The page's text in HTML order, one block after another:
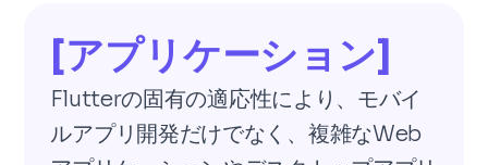
[アプリケーション]
Flutterの固有の適応性により、モバイ
ルアプリ開発だけでなく、複雑なWeb